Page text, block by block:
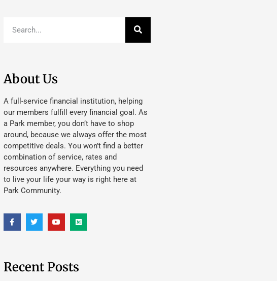
About Us
A full-service financial institution, helping
our members fulfill every financial goal. As
a Park member, you don’t have to shop
around, because we always offer the most
competitive deals. You won’t find a better
combination of service, rates and
resources anywhere. Everything you need
to live your life your way is right here at
Park Community.
Recent Posts